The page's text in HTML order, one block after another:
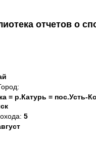
отчетов о
= р.Катурь = пос.Усть-
5